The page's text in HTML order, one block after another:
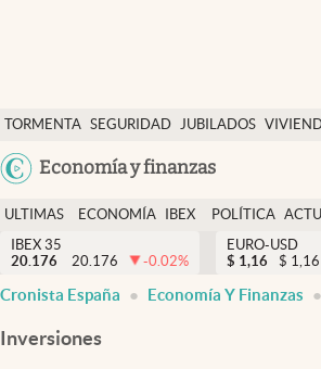
TORMENTA SEGURIDAD JUBILADOS
Economía y finanzas
Economía y finanzas
Política
Actualidad
Criptomonedas
España
ULTIMAS
NOTICIAS
ECONOMÍA
FINANZAS
IBEX
EURO
POLÍTICA
IBEX 35
20.176
20.176 -0.02%
EURO-USD
$ 1,16 $ 1,16
Cronista España Economía Y Finanzas
Inversiones